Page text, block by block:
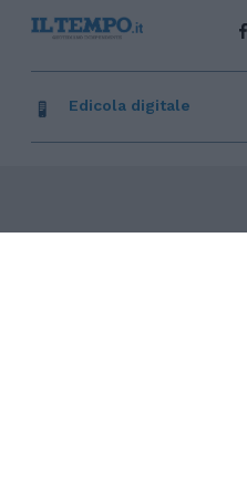
Contatti Pubblicità
Edicola digitale